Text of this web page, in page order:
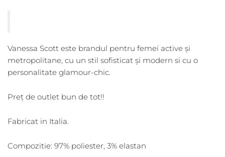
Vanessa Scott este brandul pentru femei active și
metropolitane, cu un stil sofisticat și modern si cu o
personalitate glamour-chic.
Preț de outlet bun de tot!!
Fabricat in Italia.
Compozitie: 97% poliester, 3% elastan